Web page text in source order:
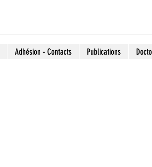
Adhésion - Contacts Publications